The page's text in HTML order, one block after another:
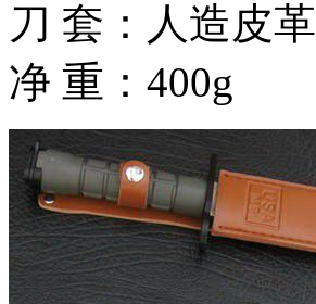
刀 套：人造皮革
净 重：400g